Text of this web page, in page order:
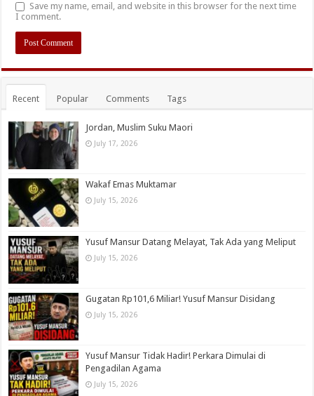
Save my name, email, and website in this browser for the next time
I comment.
Recent Popular Comments Tags
Jordan, Muslim Suku Maori
July 17, 2026
Wakaf Emas Muktamar
July 15, 2026
Yusuf Mansur Datang Melayat, Tak Ada yang Meliput
July 15, 2026
Gugatan Rp101,6 Miliar! Yusuf Mansur Disidang
July 15, 2026
Yusuf Mansur Tidak Hadir! Perkara Dimulai di
Pengadilan Agama
July 15, 2026